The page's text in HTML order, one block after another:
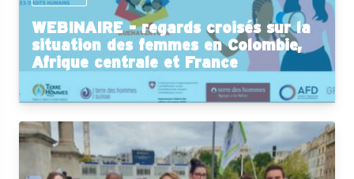
WEBINAIRE - regards croisés sur la
situation des femmes en Colombie,
Afrique centrale et France